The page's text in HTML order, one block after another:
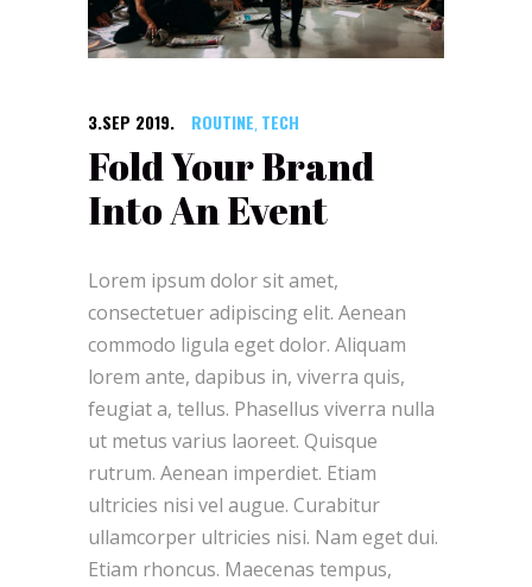
3.SEP 2019. ROUTINE, TECH
Fold Your Brand
Into An Event
Lorem ipsum dolor sit amet,
consectetuer adipiscing elit. Aenean
commodo ligula eget dolor. Aliquam
lorem ante, dapibus in, viverra quis,
feugiat a, tellus. Phasellus viverra nulla
ut metus varius laoreet. Quisque
rutrum. Aenean imperdiet. Etiam
ultricies nisi vel augue. Curabitur
ullamcorper ultricies nisi. Nam eget dui.
Etiam rhoncus. Maecenas tempus,